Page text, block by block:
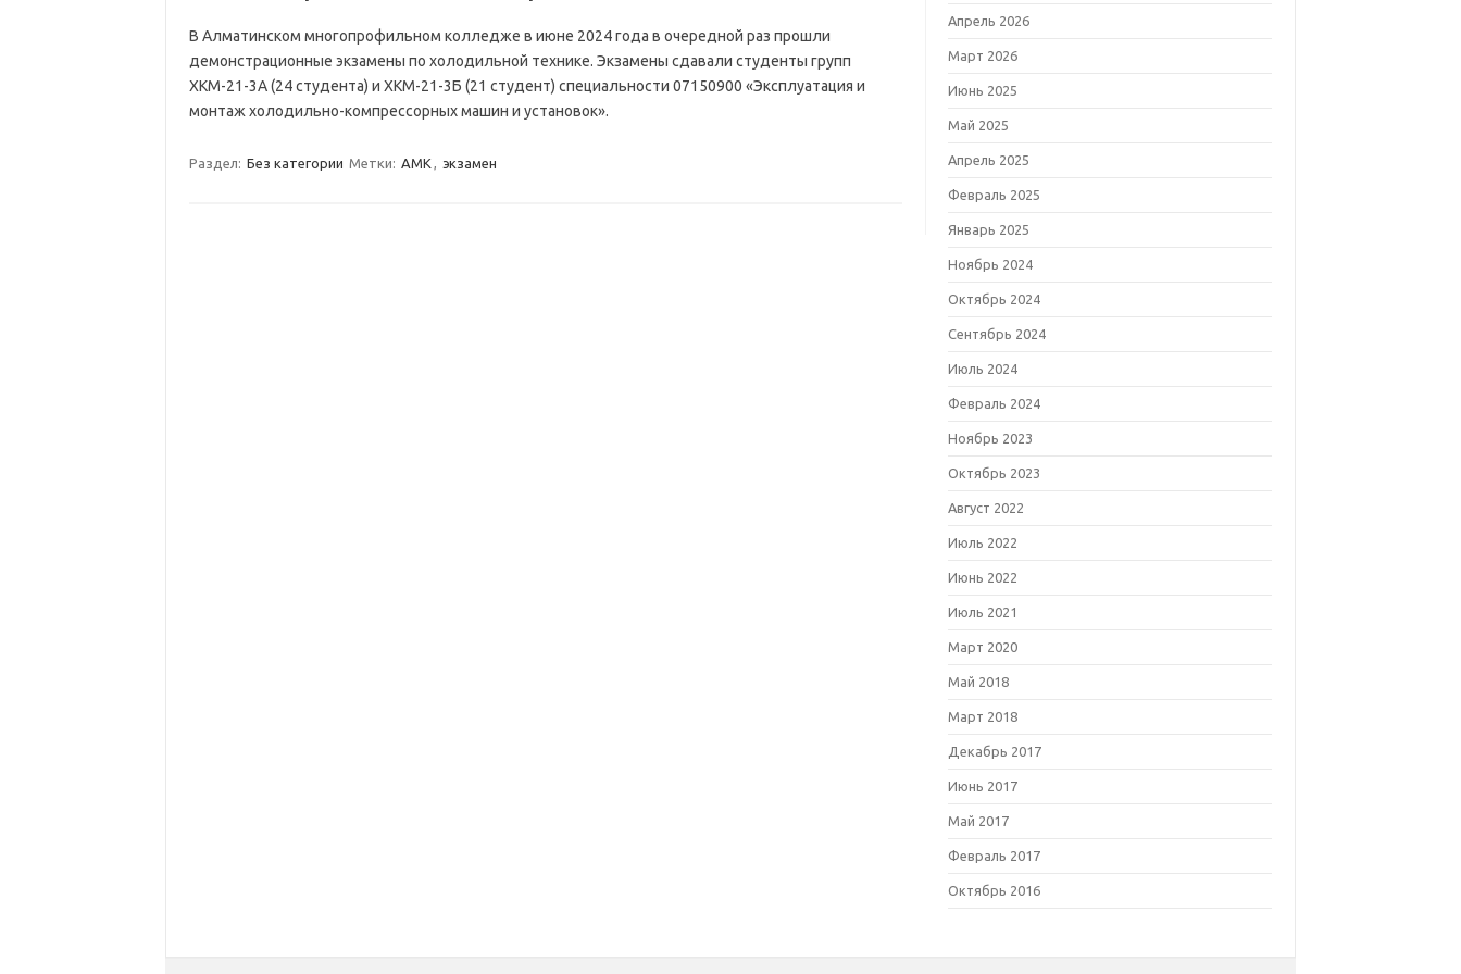
В Алматинском многопрофильном колледже в июне 2024 года в очередной раз прошли
демонстрационные экзамены по холодильной технике. Экзамены сдавали студенты групп
ХКМ-21-3А (24 студента) и ХКМ-21-3Б (21 студент) специальности 07150900 «Эксплуатация и
монтаж холодильно-компрессорных машин и установок».
Раздел: Без категории Метки: АМК , экзамен
Апрель 2026
Март 2026
Июнь 2025
Май 2025
Апрель 2025
Февраль 2025
Январь 2025
Ноябрь 2024
Октябрь 2024
Сентябрь 2024
Июль 2024
Февраль 2024
Ноябрь 2023
Октябрь 2023
Август 2022
Июль 2022
Июнь 2022
Июль 2021
Март 2020
Май 2018
Март 2018
Декабрь 2017
Июнь 2017
Май 2017
Февраль 2017
Октябрь 2016